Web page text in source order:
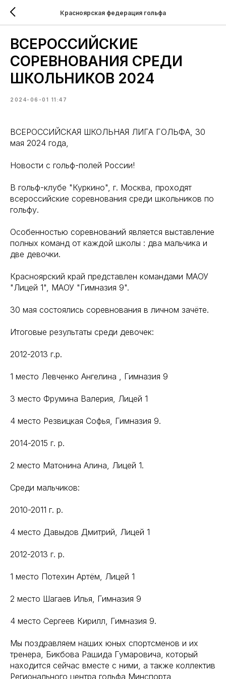
Красноярская федерация гольфа
ВСЕРОССИЙСКИЕ
СОРЕВНОВАНИЯ СРЕДИ
ШКОЛЬНИКОВ 2024
2024-06-01 11:47
ВСЕРОССИЙСКАЯ ШКОЛЬНАЯ ЛИГА ГОЛЬФА, 30
мая 2024 года,
Новости с гольф-полей России!
В гольф-клубе "Куркино", г. Москва, проходят
всероссийские соревнования среди школьников по
гольфу.
Особенностью соревнований является выставление
полных команд от каждой школы : два мальчика и
две девочки.
Красноярский край представлен командами МАОУ
"Лицей 1", МАОУ "Гимназия 9".
30 мая состоялись соревнования в личном зачёте.
Итоговые результаты среди девочек:
2012-2013 г.р.
1 место Левченко Ангелина , Гимназия 9
3 место Фрумина Валерия, Лицей 1
4 место Резвицкая Софья, Гимназия 9.
2014-2015 г. р.
2 место Матонина Алина, Лицей 1.
Среди мальчиков:
2010-2011 г. р.
4 место Давыдов Дмитрий, Лицей 1
2012-2013 г. р.
1 место Потехин Артём, Лицей 1
2 место Шагаев Илья, Гимназия 9
4 место Сергеев Кирилл, Гимназия 9.
Мы поздравляем наших юных спортсменов и их
тренера, Бикбова Рашида Гумаровича, который
находится сейчас вместе с ними, а также коллектив
Регионального центра гольфа Минспорта